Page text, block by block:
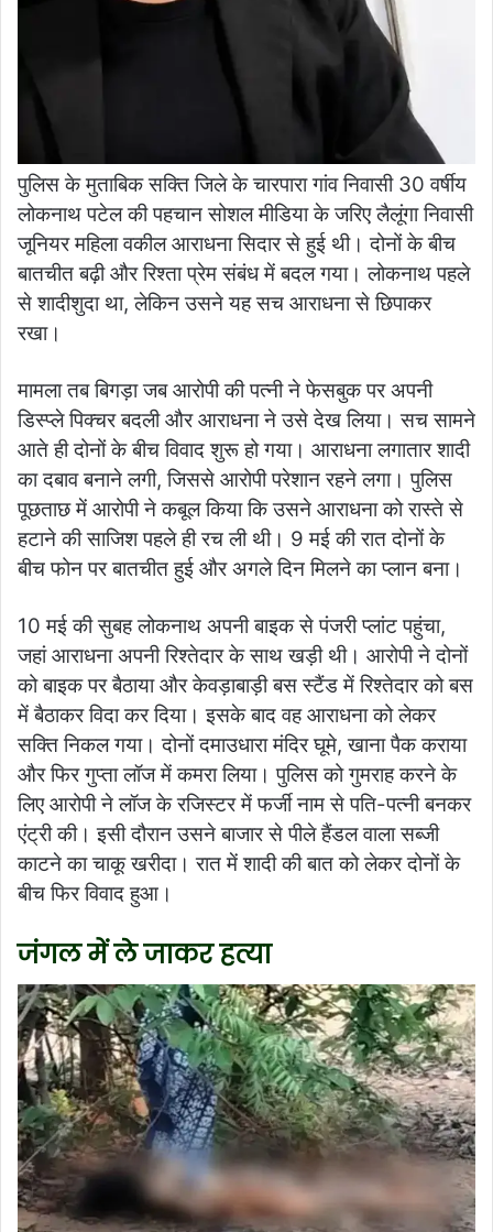
पुलिस के मुताबिक सक्ति जिले के चारपारा गांव निवासी 30 वर्षीय
लोकनाथ पटेल की पहचान सोशल मीडिया के जरिए लैलूंगा निवासी
जूनियर महिला वकील आराधना सिदार से हुई थी। दोनों के बीच
बातचीत बढ़ी और रिश्ता प्रेम संबंध में बदल गया। लोकनाथ पहले
से शादीशुदा था, लेकिन उसने यह सच आराधना से छिपाकर
रखा।
मामला तब बिगड़ा जब आरोपी की पत्नी ने फेसबुक पर अपनी
डिस्प्ले पिक्चर बदली और आराधना ने उसे देख लिया। सच सामने
आते ही दोनों के बीच विवाद शुरू हो गया। आराधना लगातार शादी
का दबाव बनाने लगी, जिससे आरोपी परेशान रहने लगा। पुलिस
पूछताछ में आरोपी ने कबूल किया कि उसने आराधना को रास्ते से
हटाने की साजिश पहले ही रच ली थी। 9 मई की रात दोनों के
बीच फोन पर बातचीत हुई और अगले दिन मिलने का प्लान बना।
10 मई की सुबह लोकनाथ अपनी बाइक से पंजरी प्लांट पहुंचा,
जहां आराधना अपनी रिश्तेदार के साथ खड़ी थी। आरोपी ने दोनों
को बाइक पर बैठाया और केवड़ाबाड़ी बस स्टैंड में रिश्तेदार को बस
में बैठाकर विदा कर दिया। इसके बाद वह आराधना को लेकर
सक्ति निकल गया। दोनों दमाउधारा मंदिर घूमे, खाना पैक कराया
और फिर गुप्ता लॉज में कमरा लिया। पुलिस को गुमराह करने के
लिए आरोपी ने लॉज के रजिस्टर में फर्जी नाम से पति-पत्नी बनकर
एंट्री की। इसी दौरान उसने बाजार से पीले हैंडल वाला सब्जी
काटने का चाकू खरीदा। रात में शादी की बात को लेकर दोनों के
बीच फिर विवाद हुआ।
जंगल में ले जाकर हत्या